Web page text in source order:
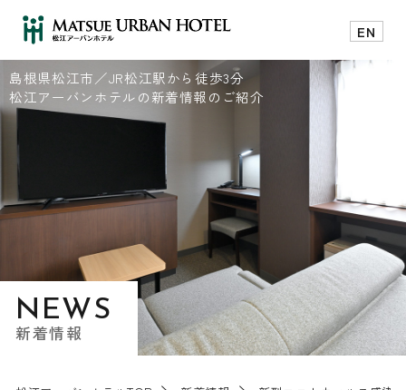
島根県松江市／JR松江駅から徒歩3分
松江アーバンホテルの新着情報のご紹介
EN
TOP
施設・サービス
アクセス・周辺観光
宿泊プラン一覧
マイページログイン
新規会員登録
NEWS
新着情報